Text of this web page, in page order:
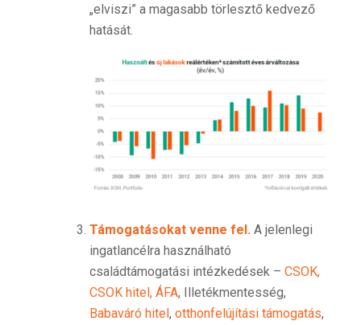
„elviszi” a magasabb törlesztő kedvező
hatását.
Támogatásokat venne fel.A jelenlegi
ingatlancélra használható
családtámogatási intézkedések – CSOK,
CSOK hitel, ÁFA, Illetékmentesség,
Babaváró hitel, otthonfelújítási támogatás,